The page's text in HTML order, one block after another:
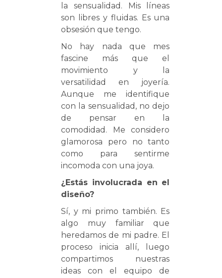
la sensualidad. Mis líneas
son libres y fluidas. Es una
obsesión que tengo.
No hay nada que mes
fascine más que el
movimiento y la
versatilidad en joyería.
Aunque me identifique
con la sensualidad, no dejo
de pensar en la
comodidad. Me considero
glamorosa pero no tanto
como para sentirme
incomoda con una joya.
¿Estás involucrada en el
diseño?
Sí, y mi primo también. Es
algo muy familiar que
heredamos de mi padre. El
proceso inicia allí, luego
compartimos nuestras
ideas con el equipo de